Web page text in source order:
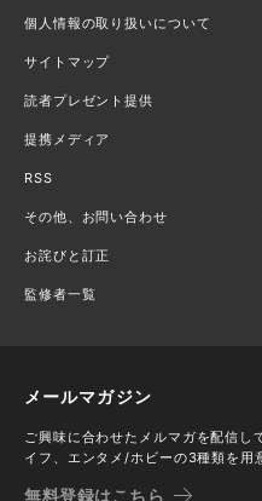
個人情報の取り扱いについて
サイトマップ
読者プレゼント提供
提携メディア
RSS
その他、お問い合わせ
お詫びと訂正
監修者一覧
メールマガジン
ご興味に合わせたメルマガを配信
イフ、エンタメ/ホビーの3種類を用
無料登録はこちら